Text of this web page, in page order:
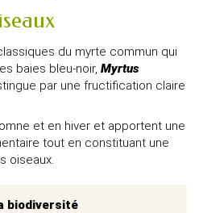
du myrte commun qui
baies bleu-noir, Myrtus
par une fructification claire
et en hiver et apportent une
tout en constituant une
oiseaux.
biodiversité